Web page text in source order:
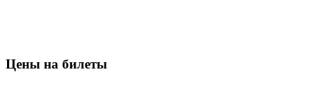
Цены на билеты